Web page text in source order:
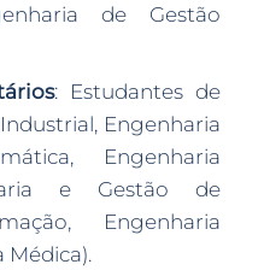
de Gestão
: Estudantes de
Engenharia
Engenharia
e Gestão de
Engenharia